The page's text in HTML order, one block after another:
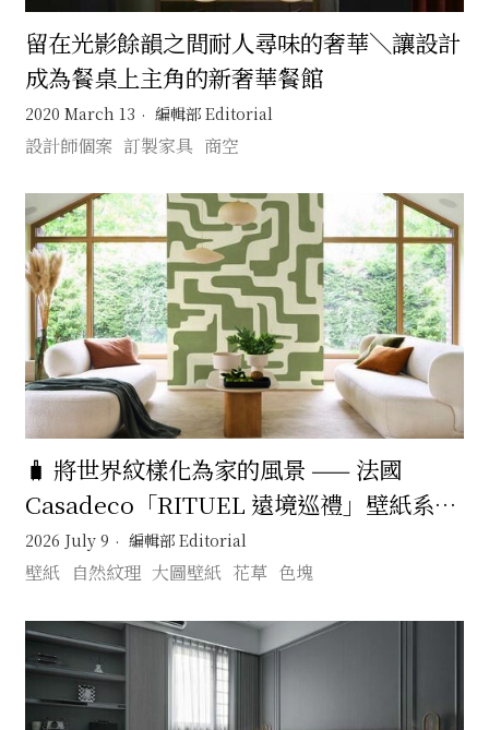
留在光影餘韻之間耐人尋味的奢華＼讓設計
成為餐桌上主角的新奢華餐館
2020 March 13 編輯部 Editorial
設計師個案 訂製家具 商空
🧳 將世界紋樣化為家的風景 —— 法國
Casadeco「RITUEL 遠境巡禮」壁紙系列
在日常裡展開一場無需遠行的文化旅程 🚂
2026 July 9 編輯部 Editorial
壁紙 自然紋理 大圖壁紙 花草 色塊